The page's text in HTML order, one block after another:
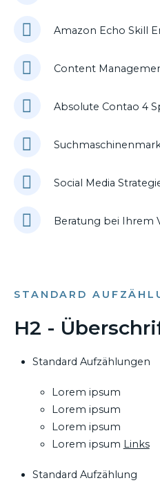
Amazon Echo Skill
Content
Absolute Contao 4
Social Media
Beratung bei Ihrem
STANDARD
H2 -
Standard Aufzählungen
Lorem ipsum
Lorem ipsum
Lorem ipsum
Lorem ipsum Links
Standard Aufzählung